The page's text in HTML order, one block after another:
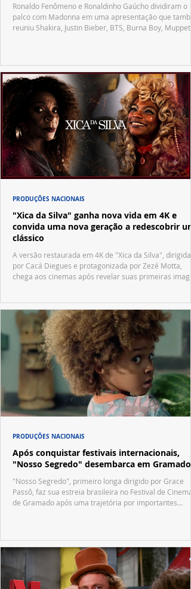
Ronaldo Fenômeno e Ronaldinho Gaúcho dividiram o
palco com Madonna em uma apresentação que
reuniu Shakira, Justin Bieber, BTS, Burna Boy, Muppets,
"Xica da Silva" ganha nova vida em 4K e
convida uma nova geração a redescobrir um
clássico
A versão restaurada em 4K de "Xica da Silva", dirigida
por Cacá Diegues e protagonizada por Zezé Motta,
chega aos cinemas após revelar suas primeiras
PRODUÇÕES NACIONAIS
Após conquistar festivais internacionais,
"Nosso Segredo" desembarca em Gramado
"Nosso Segredo", primeiro longa dirigido por Grace
Passô, faz sua estreia brasileira no Festival de Cinema
de Gramado após uma trajetória por importantes
PRODUÇÕES NACIONAIS